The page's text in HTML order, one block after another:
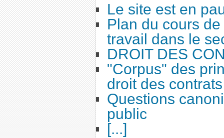
Le site est en
Plan du cours
travail dans le
DROIT DES
"Corpus" des
droit des
Questions
public
[...]